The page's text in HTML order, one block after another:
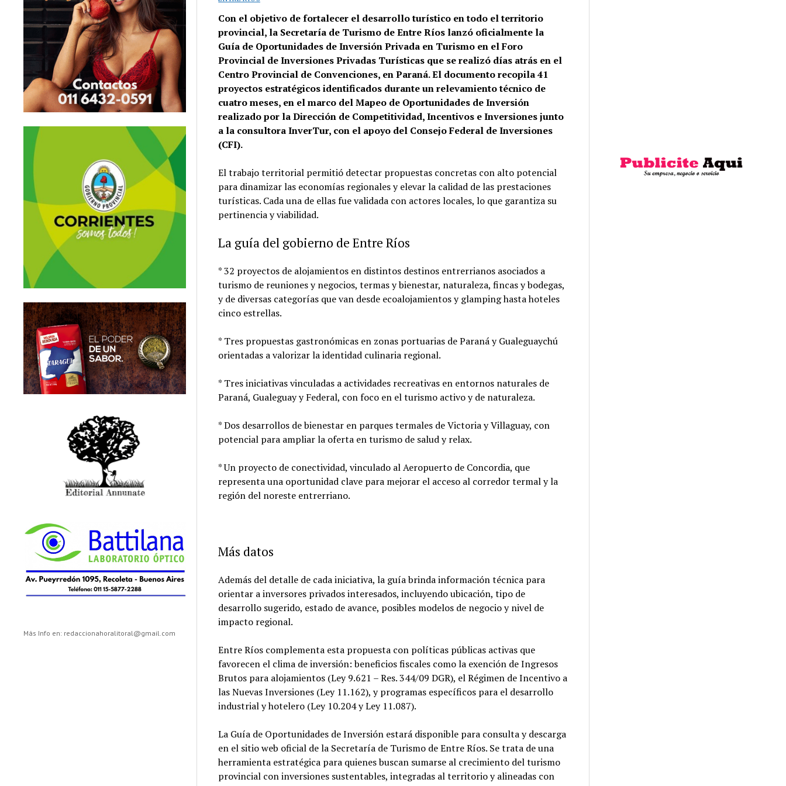
Más Info en: redaccionahoralitoral@gmail.com
Con el objetivo de fortalecer el desarrollo turístico en todo el territorio
provincial, la Secretaría de Turismo de Entre Ríos lanzó oficialmente la
Guía de Oportunidades de Inversión Privada en Turismo en el Foro
Provincial de Inversiones Privadas Turísticas que se realizó días atrás en el
Centro Provincial de Convenciones, en Paraná. El documento recopila 41
proyectos estratégicos identificados durante un relevamiento técnico de
cuatro meses, en el marco del Mapeo de Oportunidades de Inversión
realizado por la Dirección de Competitividad, Incentivos e Inversiones junto
a la consultora InverTur, con el apoyo del Consejo Federal de Inversiones
(CFI).
El trabajo territorial permitió detectar propuestas concretas con alto potencial
para dinamizar las economías regionales y elevar la calidad de las prestaciones
turísticas. Cada una de ellas fue validada con actores locales, lo que garantiza su
pertinencia y viabilidad.
La guía del gobierno de Entre Ríos
* 32 proyectos de alojamientos en distintos destinos entrerrianos asociados a
turismo de reuniones y negocios, termas y bienestar, naturaleza, fincas y bodegas,
y de diversas categorías que van desde ecoalojamientos y glamping hasta hoteles
cinco estrellas.
* Tres propuestas gastronómicas en zonas portuarias de Paraná y Gualeguaychú
orientadas a valorizar la identidad culinaria regional.
* Tres iniciativas vinculadas a actividades recreativas en entornos naturales de
Paraná, Gualeguay y Federal, con foco en el turismo activo y de naturaleza.
* Dos desarrollos de bienestar en parques termales de Victoria y Villaguay, con
potencial para ampliar la oferta en turismo de salud y relax.
* Un proyecto de conectividad, vinculado al Aeropuerto de Concordia, que
representa una oportunidad clave para mejorar el acceso al corredor termal y la
región del noreste entrerriano.
Más datos
Además del detalle de cada iniciativa, la guía brinda información técnica para
orientar a inversores privados interesados, incluyendo ubicación, tipo de
desarrollo sugerido, estado de avance, posibles modelos de negocio y nivel de
impacto regional.
Entre Ríos complementa esta propuesta con políticas públicas activas que
favorecen el clima de inversión: beneficios fiscales como la exención de Ingresos
Brutos para alojamientos (Ley 9.621 – Res. 344/09 DGR), el Régimen de Incentivo a
las Nuevas Inversiones (Ley 11.162), y programas específicos para el desarrollo
industrial y hotelero (Ley 10.204 y Ley 11.087).
La Guía de Oportunidades de Inversión estará disponible para consulta y descarga
en el sitio web oficial de la Secretaría de Turismo de Entre Ríos. Se trata de una
herramienta estratégica para quienes buscan sumarse al crecimiento del turismo
provincial con inversiones sustentables, integradas al territorio y alineadas con